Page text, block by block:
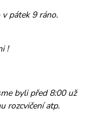
v pátek 9 ráno.
!
byli před 8:00 už
rozcvičení atp.